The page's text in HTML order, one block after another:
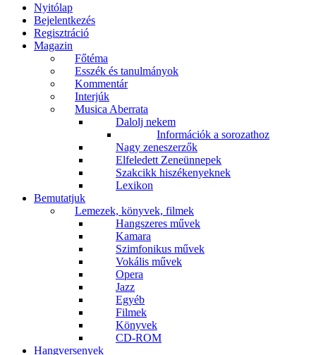
Nyitólap
Bejelentkezés
Regisztráció
Magazin
Főtéma
Esszék és tanulmányok
Kommentár
Interjúk
Musica Aberrata
Dalolj nekem
Információk a sorozathoz
Nagy zeneszerzők
Elfeledett Zeneünnepek
Szakcikk hiszékenyeknek
Lexikon
Bemutatjuk
Lemezek, könyvek, filmek
Hangszeres művek
Kamara
Szimfonikus művek
Vokális művek
Opera
Jazz
Egyéb
Filmek
Könyvek
CD-ROM
Hangversenyek